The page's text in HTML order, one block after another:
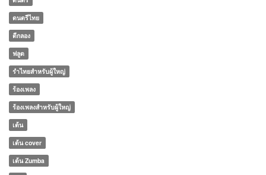
ดนตรีไทย
ตีกลอง
ฟลูต
รำไทยสำหรับผู้ใหญ่
ร้องเพลง
ร้องเพลงสำหรับผู้ใหญ่
เต้น
เต้น cover
เต้น Zumba